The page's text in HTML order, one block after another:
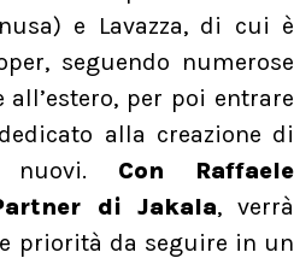
e Lavazza, di cui è
seguendo numerose
per poi entrare
alla creazione di
nuovi. Con Raffaele
di Jakala, verrà
priorità da seguire in un